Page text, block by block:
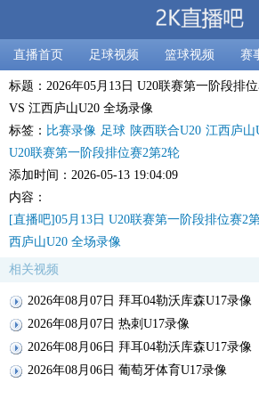
直播首页 足球视频 篮球视频 赛
标题：2026年05月13日 U20联赛第一阶段排
VS 江西庐山U20 全场录像
标签： 比赛录像 足球 陕西联合U20 江西庐山
U20联赛第一阶段排位赛2第2轮
添加时间：2026-05-13 19:04:09
内容：
[直播吧]05月13日 U20联赛第一阶段排位赛2
西庐山U20 全场录像
相关视频
2026年08月07日 拜耳04勒沃库森U17录像
2026年08月07日 热刺U17录像
2026年08月06日 拜耳04勒沃库森U17录像
2026年08月06日 葡萄牙体育U17录像